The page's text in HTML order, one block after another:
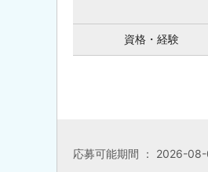
資格・経験
応募可能期間 ： 2026-